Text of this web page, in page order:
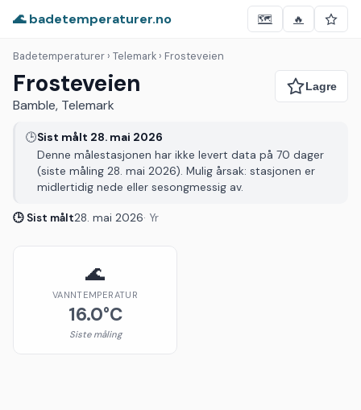
🌊 badetemperaturer.no 🗺️ 🔥
Badetemperaturer › Telemark › Frosteveien
Frosteveien
Bamble, Telemark
🕒Sist målt 28. mai 2026
Denne målestasjonen har ikke levert data på 70 dager
(siste måling 28. mai 2026). Mulig årsak: stasjonen er
midlertidig nede eller sesongmessig av.
🕒 Sist målt28. mai 2026· Yr
🌊
VANNTEMPERATUR
16.0°C
Siste måling